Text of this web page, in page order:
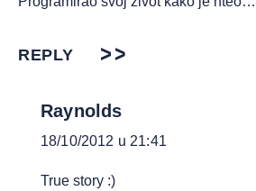
REPLY
Raynolds
18/10/2012 u 21:41
True story :)